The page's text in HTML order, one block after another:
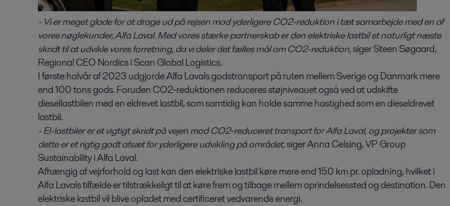
- Vi er meget glade for at drage ud på rejsen mod yderligere CO2-reduktion i tæt samarbejde med en af
vores nøglekunder, Alfa Laval. Med vores stærke partnerskab er den elektriske lastbil et naturligt næste
skridt til at udvikle vores forretning, da vi deler det fælles mål om CO2-reduktion,siger Steen Søgaard,
Regional CEO Nordics i Scan Global Logistics.
I første halvår af 2023 udgjorde Alfa Lavals godstransport på ruten mellem Sverige og Danmark mere
end 100 tons gods. Foruden CO2-reduktionen reduceres støjniveauet også ved at udskifte
diesellastbilen med en eldrevet lastbil, som samtidig kan holde samme hastighed som en dieseldrevet
lastbil.
- El-lastbiler er et vigtigt skridt på vejen mod CO2-reduceret transport for Alfa Laval, og projekter som
dette er et rigtig godt afsæt for yderligere udvikling på området,siger Anna Celsing, VP Group
Sustainability i Alfa Laval.
Afhængig af vejrforhold og last kan den elektriske lastbil køre mere end 150 km pr. opladning, hvilket i
Alfa Lavals tilfælde er tilstrækkeligt til at køre frem og tilbage mellem oprindelsessted og destination. Den
elektriske lastbil vil blive opladet med certificeret vedvarende energi.